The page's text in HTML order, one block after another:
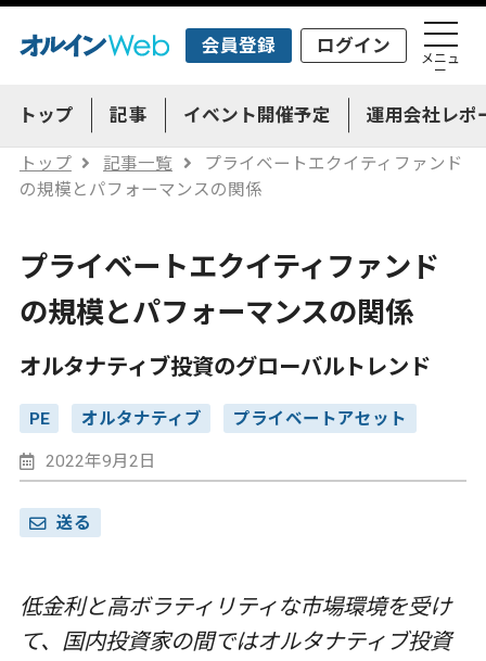
会員登録 ログイン
メニュ
ー
トップ 記事 イベント開催予定 運用会社レポ
トップ 記事一覧
プライベートエクイティファンド
の規模とパフォーマンスの関係
プライベートエクイティファンド
の規模とパフォーマンスの関係
オルタナティブ投資のグローバルトレンド
PE オルタナティブ プライベートアセット
2022年9月2日
送る
低金利と高ボラティリティな市場環境を受け
て、国内投資家の間ではオルタナティブ投資